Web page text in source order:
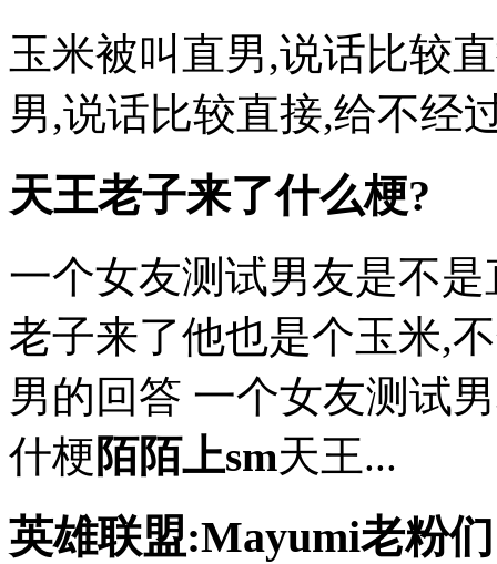
玉米被叫直男,说话比较
男,说话比较直接,给不经
天王老子来了什么梗?
一个女友测试男友是不
老子来了他也是个玉米,
男的回答 一个女友测试
什梗陌陌上sm天王...
英雄联盟:Mayumi老粉